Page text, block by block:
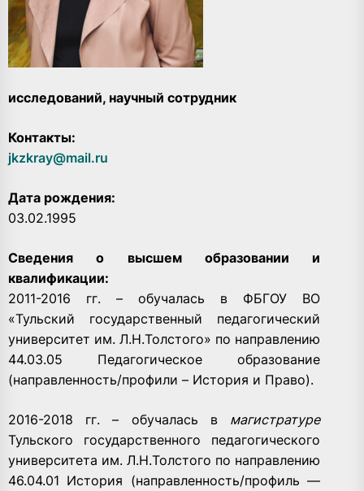
исследований, научный сотрудник
Контакты:
jkzkray@mail.ru
Дата рождения:
03.02.1995
Сведения о высшем образовании и
квалификации:
2011-2016 гг. – обучалась в ФБГОУ ВО
«Тульский государственный педагогический
университет им. Л.Н.Толстого» по направлению
44.03.05 Педагогическое образование
(направленность/профили – История и Право).
2016-2018 гг. – обучалась в магистратуре
Тульского государственного педагогического
университета им. Л.Н.Толстого по направлению
46.04.01 История (направленность/профиль —